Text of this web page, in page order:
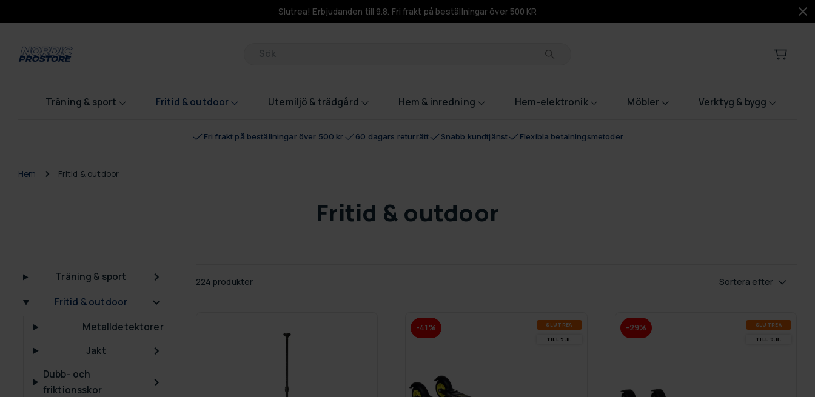
Slutrea! Erbjudanden till 9.8. Fri frakt på beställningar över 500 KR
Produkter
Träning & sport Fritid & outdoor Utemiljö & trädgård Hem & inredning Hem-elektronik Möbler Verktyg & bygg
Fri frakt på beställningar över 500 kr 60 dagars returrätt Snabb kundtjänst Flexibla betalningsmetoder
Hem Fritid & outdoor
Fritid & outdoor
Träning & sport
Fritid & outdoor
Metalldetektorer
Jakt
Dubb- och
friktionsskor
224 produkter Sortera efter
-41% SLUT­REA
TILL 9.8.
-29% SLUT­REA
TILL 9.8.